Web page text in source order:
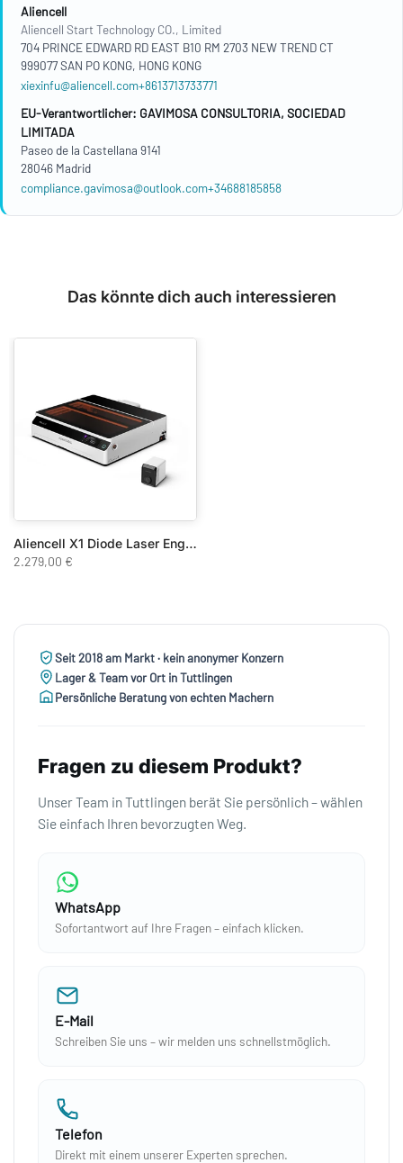
Aliencell
Aliencell Start Technology CO., Limited
704 PRINCE EDWARD RD EAST B10 RM 2703 NEW TREND CT
999077 SAN PO KONG, HONG KONG
xiexinfu@aliencell.com+8613713733771
EU-Verantwortlicher: GAVIMOSA CONSULTORIA, SOCIEDAD
LIMITADA
Paseo de la Castellana 9141
28046 Madrid
compliance.gavimosa@outlook.com+34688185858
Das könnte dich auch interessieren
Aliencell X1 Diode Laser Engraver 40W
2.279,00 €
Seit 2018 am Markt · kein anonymer Konzern
Lager & Team vor Ort in Tuttlingen
Persönliche Beratung von echten Machern
Fragen zu diesem Produkt?
Unser Team in Tuttlingen berät Sie persönlich – wählen
Sie einfach Ihren bevorzugten Weg.
WhatsApp
Sofortantwort auf Ihre Fragen – einfach klicken.
E-Mail
Schreiben Sie uns – wir melden uns schnellstmöglich.
Telefon
Direkt mit einem unserer Experten sprechen.